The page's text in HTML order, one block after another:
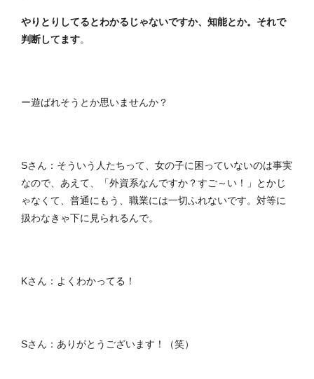
やりとりしてるとわかるじゃないですか、知能とか。それで
判断してます。
ー遊ばれそうとか思いませんか？
Sさん：そういう人たちって、女の子に困っていないのは事実
なので、あえて、「外資系なんですか？すご～い！」とかじ
ゃなくて、普通にもう、職業には一切ふれないです。対等に
扱わなきゃ下に見られるんで。
Kさん：よくわかってる！
Sさん：ありがとうございます！（笑）